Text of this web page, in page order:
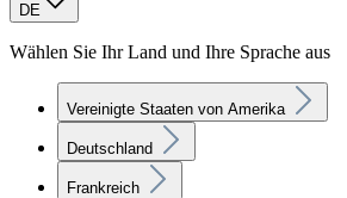
DE
Wählen Sie Ihr Land und Ihre Sprache aus
Vereinigte Staaten von Amerika
Deutschland
Frankreich